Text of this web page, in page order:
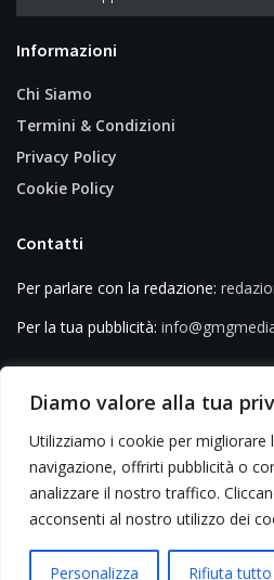
Diamo valore alla tua
Utilizziamo i cookie per migliorare
navigazione, offrirti pubblicità o
analizzare il nostro traffico.
acconsenti al nostro utilizzo dei
Personalizza Rifiuta tutto
Informazioni
Chi Siamo
Termini & Condizioni
Privacy Policy
Cookie Policy
Contatti
Per parlare con la redazione:
Per la tua pubblicità:
© 2026 GMG Media Company Di
03234710642 | C.F: